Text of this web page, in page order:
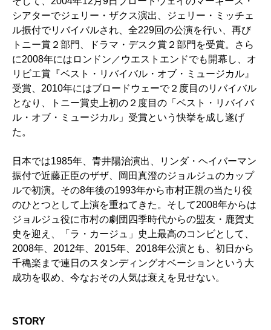
シアターでジェリー・ザクス演出、ジェリー・ミッチェ
ル振付でリバイバルされ、全229回の公演を行い、再び
トニー賞２部門、ドラマ・デスク賞２部門を受賞。さら
に2008年にはロンドン／ウエストエンドでも開幕し、オ
リビエ賞『ベスト・リバイバル・オブ・ミュージカル』
受賞、2010年にはブロードウェーで２度目のリバイバル
となり、トニー賞史上初の２度目の「ベスト・リバイバ
ル・オブ・ミュージカル」受賞という快挙を成し遂げ
た。
日本では1985年、青井陽治演出、リンダ・ヘイバーマン
振付で近藤正臣のザザ、岡田真澄のジョルジュのカップ
ルで初演。その8年後の1993年から市村正親の当たり役
のひとつとして上演を重ねてきた。そして2008年からは
ジョルジュ役に市村の劇団四季時代からの盟友・鹿賀丈
史を迎え、「ラ・カージュ」史上最高のコンビとして、
2008年、2012年、2015年、2018年公演とも、初日から
千穐楽まで連日のスタンディングオベーションという大
成功を収め、今なおその人気は衰えを見せない。
STORY